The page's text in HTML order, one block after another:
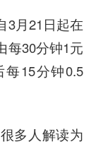
3月21日起在
每30分钟1元
15分钟0.5
多人解读为